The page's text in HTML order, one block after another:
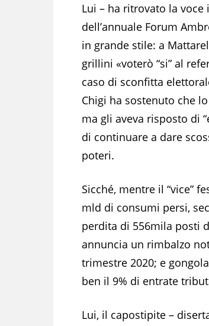
Lui – ha ritrovato la voce
dell’annuale Forum
in grande stile: a
grillini «voterò “si” al
caso di sconfitta
Chigi ha sostenuto che
ma gli aveva risposto di
di continuare a dare
poteri.
Sicché, mentre il “vice”
mld di consumi persi,
perdita di 556mila posti
annuncia un rimbalzo
trimestre 2020; e
ben il 9% di entrate
Lui, il capostipite –